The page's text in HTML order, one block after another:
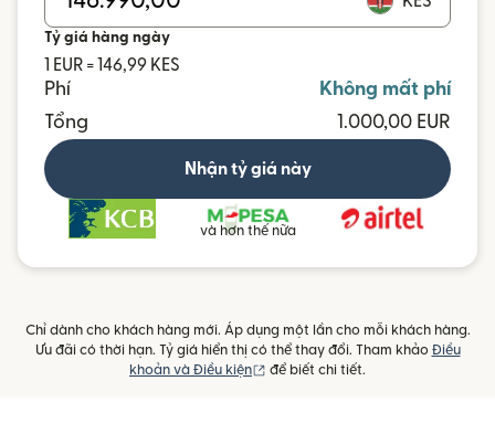
Tỷ giá hàng ngày
1 EUR = 146,99 KES
Phí
Không mất phí
Tổng
1.000,00 EUR
Nhận tỷ giá này
và hơn thế nữa
Chỉ dành cho khách hàng mới. Áp dụng một lần cho mỗi khách hàng.
Ưu đãi có thời hạn. Tỷ giá hiển thị có thể thay đổi. Tham khảo Điều
khoản và Điều kiện
(mở trong cửa sổ mới)
để biết chi tiết.